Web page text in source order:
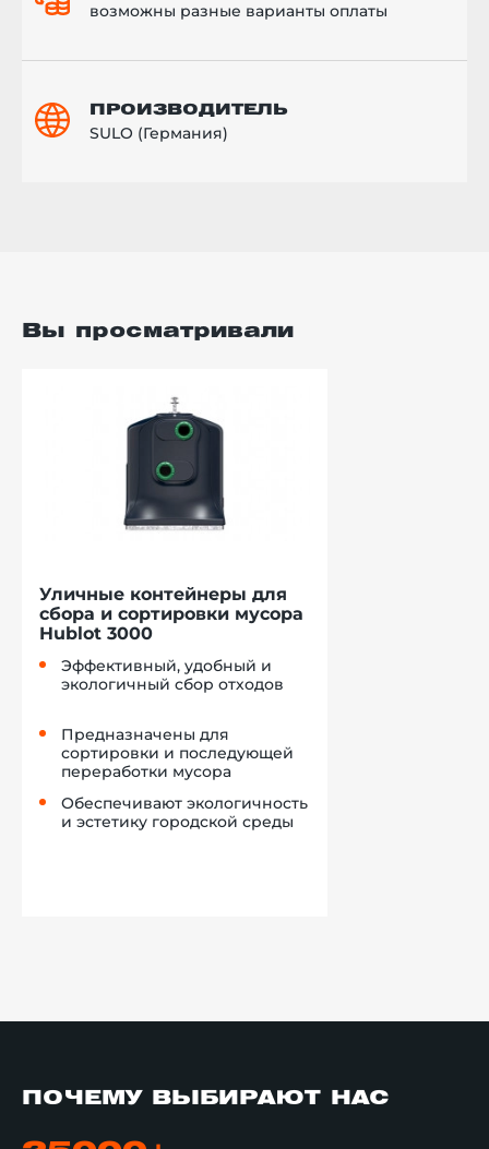
возможны разные варианты оплаты
ПРОИЗВОДИТЕЛЬ
SULO (Германия)
Вы просматривали
Уличные контейнеры для
сбора и сортировки мусора
Hublot 3000
Эффективный, удобный и
экологичный сбор отходов
Предназначены для
сортировки и последующей
переработки мусора
Обеспечивают экологичность
и эстетику городской среды
ПОЧЕМУ ВЫБИРАЮТ НАС